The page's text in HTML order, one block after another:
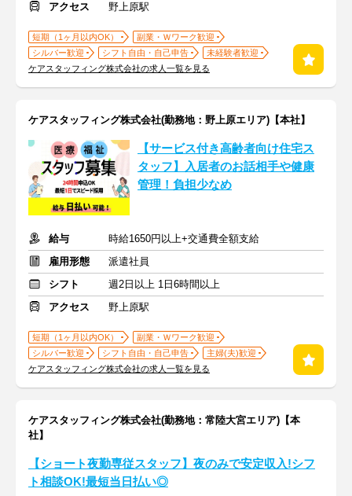
アクセス 野上原駅
短期（1ヶ月以内OK）
副業・Ｗワーク歓迎
シルバー歓迎
シフト自由・自己申告
未経験者歓迎
ケアスタッフィング株式会社の求人一覧を見る
ケアスタッフィング株式会社(勤務地：野上原エリア)【本社】
【サービス付き高齢者向け住宅ス
タッフ】入居者のお話相手や健康
管理！負担少なめ
給与
時給1650円以上+交通費全額支給
雇用形態
派遣社員
シフト
週2日以上 1日6時間以上
アクセス
野上原駅
短期（1ヶ月以内OK）
副業・Ｗワーク歓迎
シルバー歓迎
シフト自由・自己申告
主婦(夫)歓迎
ケアスタッフィング株式会社の求人一覧を見る
ケアスタッフィング株式会社(勤務地：常陸大宮エリア)【本
社】
【ショート夜勤専従スタッフ】夜のみで安定収入!シフ
ト相談OK!最短当日払い◎